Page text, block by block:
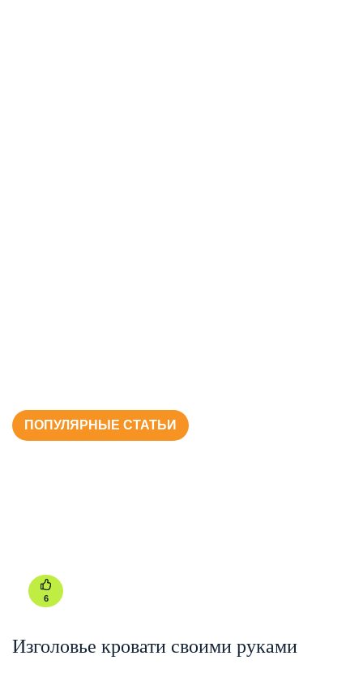
ПОПУЛЯРНЫЕ СТАТЬИ
6
Изголовье кровати своими руками